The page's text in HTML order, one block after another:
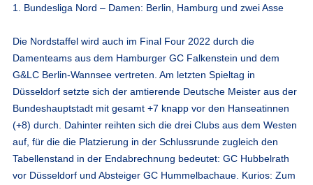
1. Bundesliga Nord – Damen: Berlin, Hamburg und zwei Asse
Die Nordstaffel wird auch im Final Four 2022 durch die
Damenteams aus dem Hamburger GC Falkenstein und dem
G&LC Berlin-Wannsee vertreten. Am letzten Spieltag in
Düsseldorf setzte sich der amtierende Deutsche Meister aus der
Bundeshauptstadt mit gesamt +7 knapp vor den Hanseatinnen
(+8) durch. Dahinter reihten sich die drei Clubs aus dem Westen
auf, für die die Platzierung in der Schlussrunde zugleich den
Tabellenstand in der Endabrechnung bedeutet: GC Hubbelrath
vor Düsseldorf und Absteiger GC Hummelbachaue. Kurios: Zum